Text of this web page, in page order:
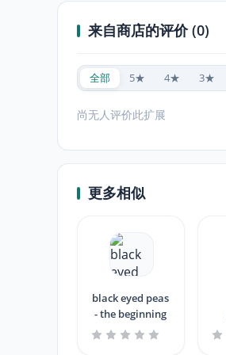
来自商店的评价 (0)
全部 5★ 4★ 3★
尚无人评价此扩展
更多相似
black eyed peas
- the beginning